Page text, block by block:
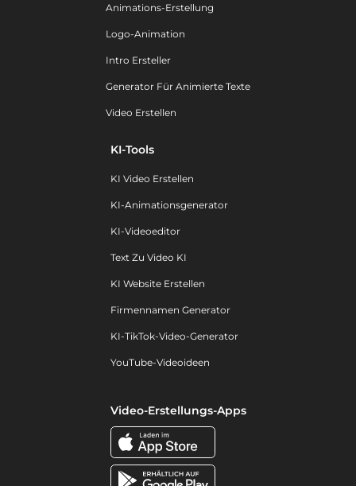
Animations-Erstellung
Logo-Animation
Intro Ersteller
Generator Für Animierte Texte
Video Erstellen
KI-Tools
KI Video Erstellen
KI-Animationsgenerator
KI-Videoeditor
Text Zu Video KI
KI Website Erstellen
Firmennamen Generator
KI-TikTok-Video-Generator
YouTube-Videoideen
Video-Erstellungs-Apps